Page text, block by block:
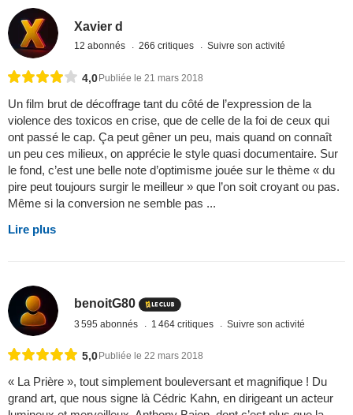
Xavier d
12 abonnés 266 critiques Suivre son activité
4,0 Publiée le 21 mars 2018
Un film brut de décoffrage tant du côté de l’expression de la
violence des toxicos en crise, que de celle de la foi de ceux qui
ont passé le cap. Ça peut gêner un peu, mais quand on connaît
un peu ces milieux, on apprécie le style quasi documentaire. Sur
le fond, c’est une belle note d’optimisme jouée sur le thème « du
pire peut toujours surgir le meilleur » que l’on soit croyant ou pas.
Même si la conversion ne semble pas ...
Lire plus
benoitG80
3 595 abonnés 1 464 critiques Suivre son activité
5,0 Publiée le 22 mars 2018
« La Prière », tout simplement bouleversant et magnifique ! Du
grand art, que nous signe là Cédric Kahn, en dirigeant un acteur